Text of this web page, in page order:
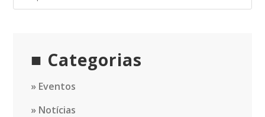
Categorias
Eventos
Notícias